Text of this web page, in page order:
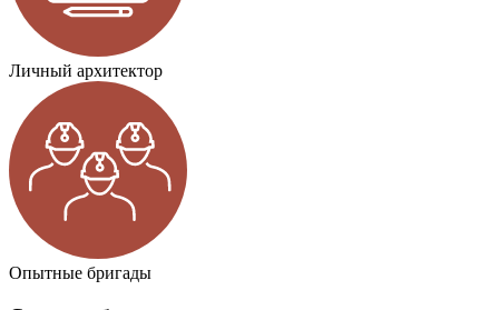
Личный архитектор
Опытные бригады